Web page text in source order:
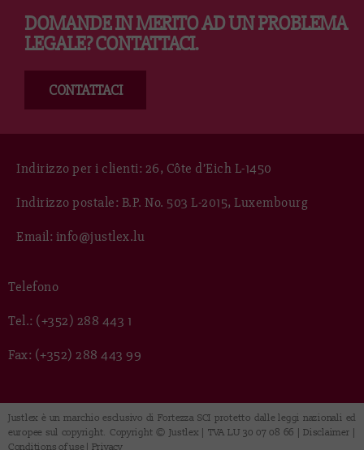
DOMANDE IN MERITO AD UN PROBLEMA
LEGALE? CONTATTACI.
CONTATTACI
Indirizzo per i clienti: 26, Côte d’Eich L-1450
Indirizzo postale: B.P. No. 503 L-2015, Luxembourg
Email: info@justlex.lu
Telefono
Tel.: (+352) 288 443 1
Fax: (+352) 288 443 99
Justlex è un marchio esclusivo di Fortezza SCI protetto dalle leggi nazionali ed
europee sul copyright. Copyright © Justlex | TVA LU 30 07 08 66 | Disclaimer |
Conditions of use | Privacy